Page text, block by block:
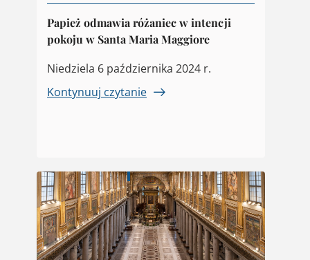
Papież odmawia różaniec w intencji
pokoju w Santa Maria Maggiore
Niedziela 6 października 2024 r.
Kontynuuj czytanie